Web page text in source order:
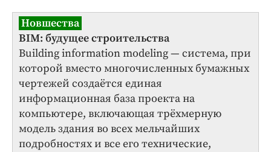
Новшества
BIM: будущее строительства
Building information modeling — система, при
которой вместо многочисленных бумажных
чертежей создаётся единая
информационная база проекта на
компьютере, включающая трёхмерную
модель здания во всех мельчайших
подробностях и все его технические,